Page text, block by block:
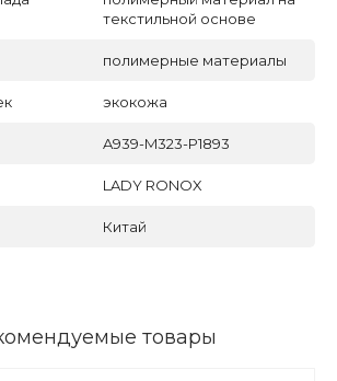
текстильной основе
полимерные материалы
экокожа
A939-M323-P1893
LADY RONOX
Китай
товары